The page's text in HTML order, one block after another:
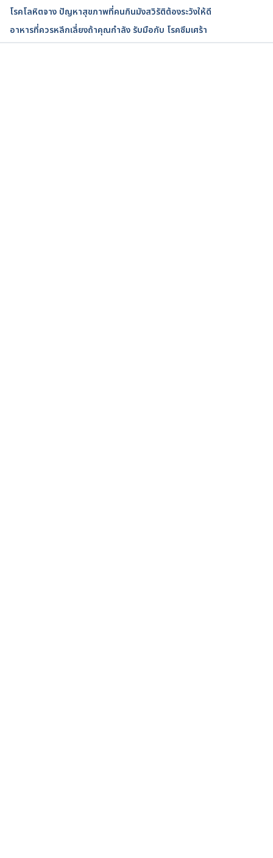
naging-diabetes-and-cancer/. Accessed August 8,
2017
5 Ways to Reduce Your Risk of Ovarian
โรคโลหิตจาง ปัญหาสุขภาพที่คนกินมังสวิรัติต้องระวังให้ดี
อาหารที่ควรหลีกเลี่ยงถ้าคุณกำลัง รับมือกับ โรคซึมเศร้า